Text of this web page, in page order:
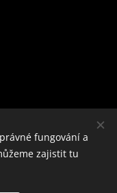
fungování a
zajistit tu